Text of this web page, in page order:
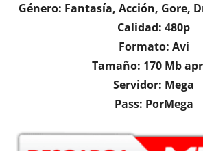
Género: Fantasía, Acción, Gore,
Calidad: 480p
Formato: Avi
Tamaño: 170 Mb
Servidor: Mega
Pass: PorMega